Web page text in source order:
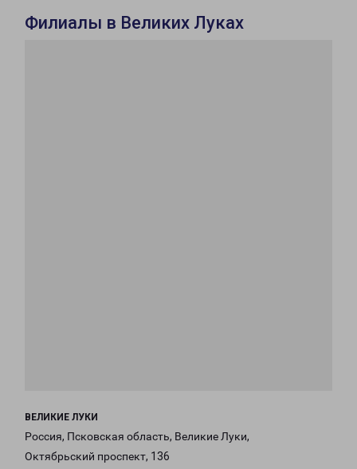
Филиалы в Великих Луках
ВЕЛИКИЕ ЛУКИ
Россия, Псковская область, Великие Луки,
Октябрьский проспект, 136